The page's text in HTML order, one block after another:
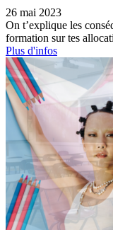
26 mai 2023
On t’explique les
formation sur tes
Plus d'infos